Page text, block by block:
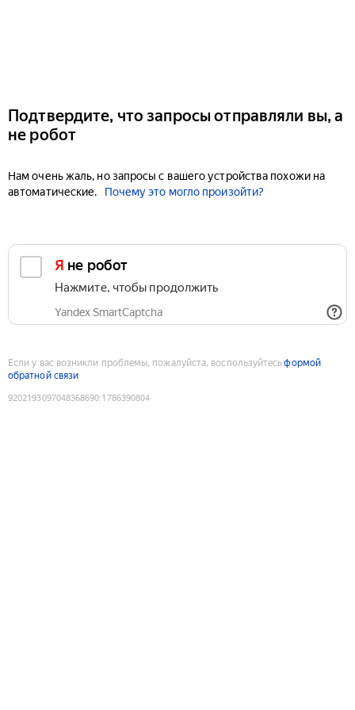
Подтвердите, что запросы отправляли вы, а
не робот
Нам очень жаль, но запросы с вашего устройства похожи на
автоматические.
Почему это могло произойти?
Я не робот
Нажмите, чтобы продолжить
Yandex SmartCaptcha
Если у вас возникли проблемы, пожалуйста, воспользуйтесьформой
обратной связи
9202193097048368690:1786390804